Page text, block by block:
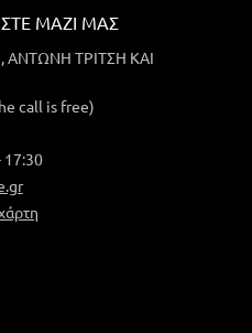
ΜΑΖΊ ΜΑΣ
ΤΡΙΤΣΗ ΚΑΙ
call is free)
17:30